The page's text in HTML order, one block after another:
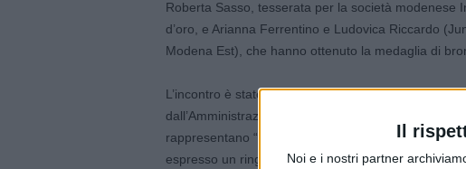
Il
Noi e i nostri partner
Roberta Sasso, tesserata per la società modenese
d’oro, e Arianna Ferrentino e Ludovica Riccardo
Modena Est), che hanno ottenuto la medaglia di
L’incontro è stato preceduto dalle lettere di
dall’Amministrazione comunale alle società
rappresentano “un risultato eccezionale e un
espresso un ringraziamento anche “per le società